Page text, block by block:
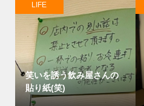
笑いを誘う飲み屋さんの
貼り紙(笑)
LIFE